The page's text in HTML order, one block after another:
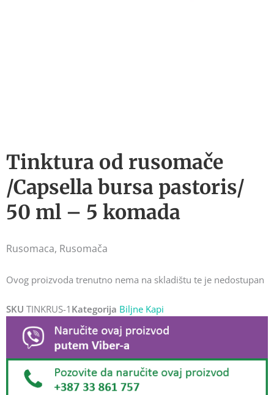
Tinktura od rusomače
/Capsella bursa pastoris/
50 ml – 5 komada
Rusomaca, Rusomača
Ovog proizvoda trenutno nema na skladištu te je nedostupan
SKU TINKRUS-1 Kategorija Biljne Kapi